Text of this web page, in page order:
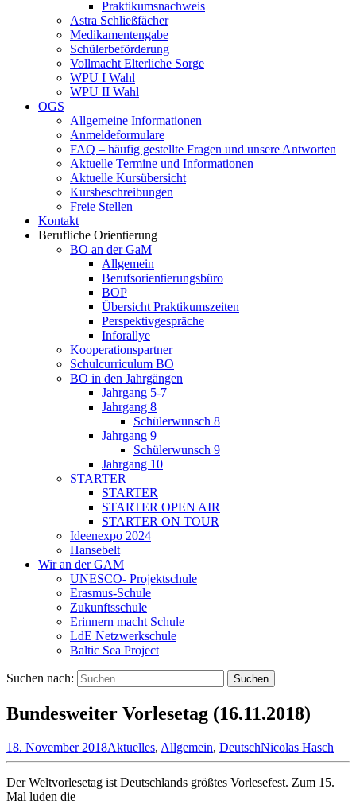
Praktikumsnachweis
Astra Schließfächer
Medikamentengabe
Schülerbeförderung
Vollmacht Elterliche Sorge
WPU I Wahl
WPU II Wahl
OGS
Allgemeine Informationen
Anmeldeformulare
FAQ – häufig gestellte Fragen und unsere Antworten
Aktuelle Termine und Informationen
Aktuelle Kursübersicht
Kursbeschreibungen
Freie Stellen
Kontakt
Berufliche Orientierung
BO an der GaM
Allgemein
Berufsorientierungsbüro
BOP
Übersicht Praktikumszeiten
Perspektivgespräche
Inforallye
Kooperationspartner
Schulcurriculum BO
BO in den Jahrgängen
Jahrgang 5-7
Jahrgang 8
Schülerwunsch 8
Jahrgang 9
Schülerwunsch 9
Jahrgang 10
STARTER
STARTER
STARTER OPEN AIR
STARTER ON TOUR
Ideenexpo 2024
Hansebelt
Wir an der GAM
UNESCO- Projektschule
Erasmus-Schule
Zukunftsschule
Erinnern macht Schule
LdE Netzwerkschule
Baltic Sea Project
Suchen nach:
Bundesweiter Vorlesetag (16.11.2018)
18. November 2018Aktuelles, Allgemein, DeutschNicolas Hasch
Der Weltvorlesetag ist Deutschlands größtes Vorlesefest. Zum 15.
Mal luden die